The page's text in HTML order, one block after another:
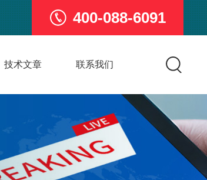
400-088-6091
技术文章 联系我们